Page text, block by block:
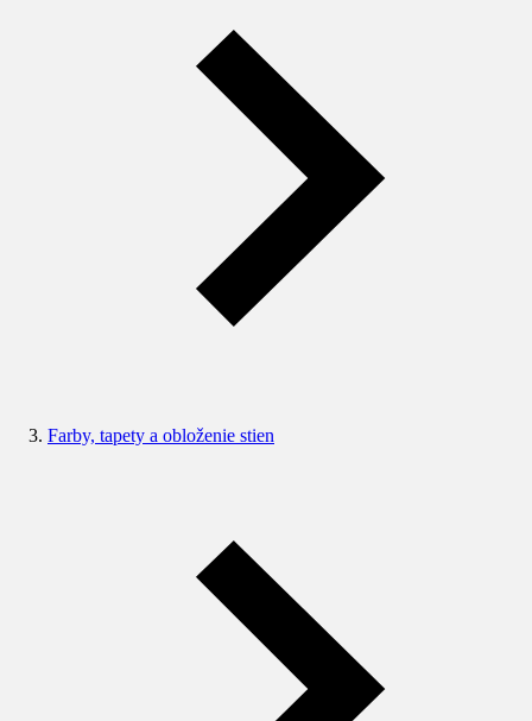
Farby, tapety a obloženie stien